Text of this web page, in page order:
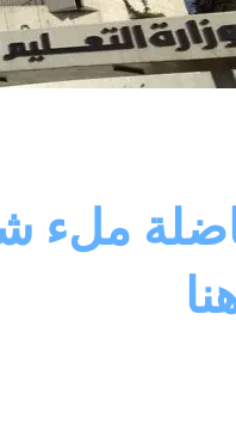
ملء